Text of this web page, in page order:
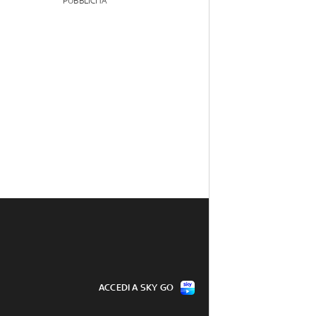
ACCEDI A SKY GO